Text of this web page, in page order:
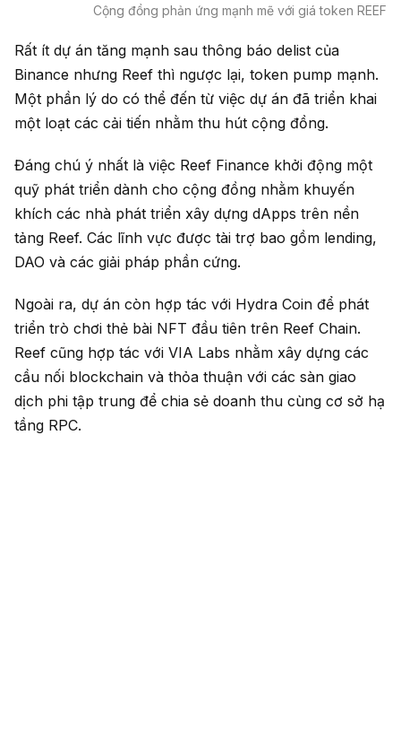
Cộng đồng phản ứng mạnh mẽ với giá token REEF
Rất ít dự án tăng mạnh sau thông báo delist của
Binance nhưng Reef thì ngược lại, token pump mạnh.
Một phần lý do có thể đến từ việc dự án đã triển khai
một loạt các cải tiến nhằm thu hút cộng đồng.
Đáng chú ý nhất là việc Reef Finance khởi động một
quỹ phát triển dành cho cộng đồng nhằm khuyến
khích các nhà phát triển xây dựng dApps trên nền
tảng Reef. Các lĩnh vực được tài trợ bao gồm lending,
DAO và các giải pháp phần cứng.
Ngoài ra, dự án còn hợp tác với Hydra Coin để phát
triển trò chơi thẻ bài NFT đầu tiên trên Reef Chain.
Reef cũng hợp tác với VIA Labs nhằm xây dựng các
cầu nối blockchain và thỏa thuận với các sàn giao
dịch phi tập trung để chia sẻ doanh thu cùng cơ sở hạ
tầng RPC.